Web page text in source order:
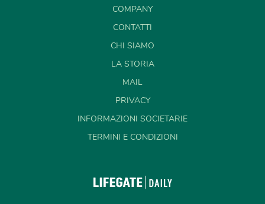
COMPANY
CONTATTI
CHI SIAMO
LA STORIA
MAIL
PRIVACY
INFORMAZIONI SOCIETARIE
TERMINI E CONDIZIONI